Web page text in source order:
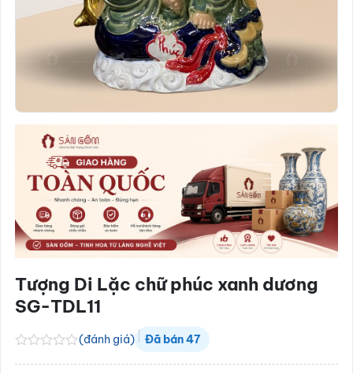
Tượng Di Lặc chữ phúc xanh dương
SG-TDL11
(đánh giá) Đã bán47